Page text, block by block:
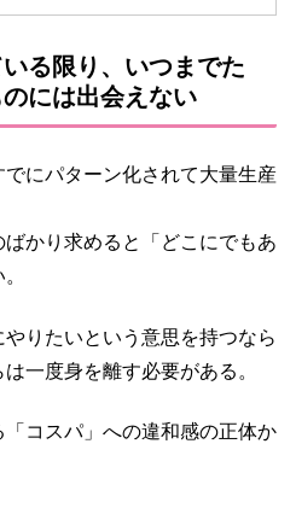
る限り、いつまでた
には出会えない
にパターン化されて大量生産
かり求めると「どこにでもあ
りたいという意思を持つなら
一度身を離す必要がある。
コスパ」への違和感の正体か